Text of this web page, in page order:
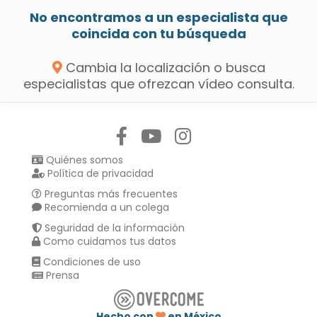
No encontramos a un especialista que
coincida con tu búsqueda
Cambia la localización o busca
especialistas que ofrezcan vídeo consulta.
Quiénes somos
Política de privacidad
Preguntas más frecuentes
Recomienda a un colega
Seguridad de la información
Como cuidamos tus datos
Condiciones de uso
Prensa